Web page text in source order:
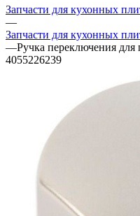
—
Запчасти для кухонных
—Ручка переключения для
4055226239